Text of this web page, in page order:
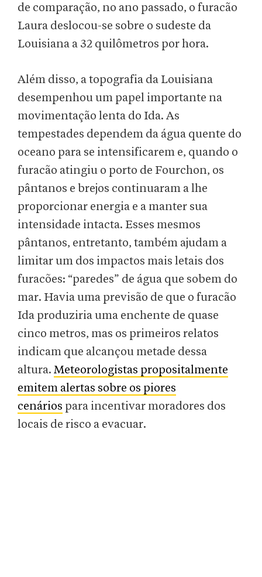
de comparação, no ano passado, o furacão
Laura deslocou-se sobre o sudeste da
Louisiana a 32 quilômetros por hora.
Além disso, a topografia da Louisiana
desempenhou um papel importante na
movimentação lenta do Ida. As
tempestades dependem da água quente do
oceano para se intensificarem e, quando o
furacão atingiu o porto de Fourchon, os
pântanos e brejos continuaram a lhe
proporcionar energia e a manter sua
intensidade intacta. Esses mesmos
pântanos, entretanto, também ajudam a
limitar um dos impactos mais letais dos
furacões: “paredes” de água que sobem do
mar. Havia uma previsão de que o furacão
Ida produziria uma enchente de quase
cinco metros, mas os primeiros relatos
indicam que alcançou metade dessa
altura. Meteorologistas propositalmente
emitem alertas sobre os piores
cenários para incentivar moradores dos
locais de risco a evacuar.